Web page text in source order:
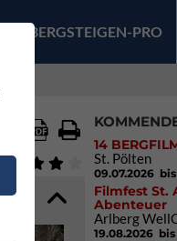
BERGSTEIGEN-PRO
14
St. Pölten
09.07.2026
Filmfest St.
Abenteuer
Arlberg
19.08.2026